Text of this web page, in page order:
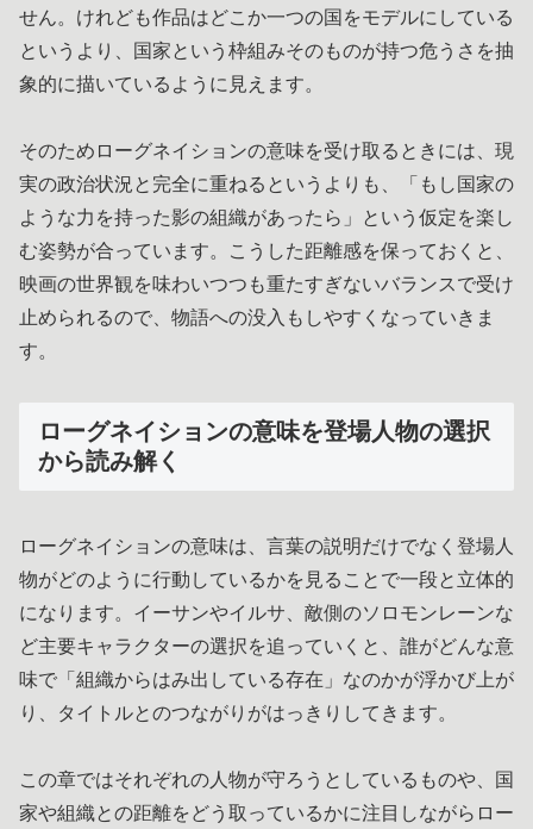
せん。けれども作品はどこか一つの国をモデルにしている
というより、国家という枠組みそのものが持つ危うさを抽
象的に描いているように見えます。
そのためローグネイションの意味を受け取るときには、現
実の政治状況と完全に重ねるというよりも、「もし国家の
ような力を持った影の組織があったら」という仮定を楽し
む姿勢が合っています。こうした距離感を保っておくと、
映画の世界観を味わいつつも重たすぎないバランスで受け
止められるので、物語への没入もしやすくなっていきま
す。
ローグネイションの意味を登場人物の選択
から読み解く
ローグネイションの意味は、言葉の説明だけでなく登場人
物がどのように行動しているかを見ることで一段と立体的
になります。イーサンやイルサ、敵側のソロモンレーンな
ど主要キャラクターの選択を追っていくと、誰がどんな意
味で「組織からはみ出している存在」なのかが浮かび上が
り、タイトルとのつながりがはっきりしてきます。
この章ではそれぞれの人物が守ろうとしているものや、国
家や組織との距離をどう取っているかに注目しながらロー